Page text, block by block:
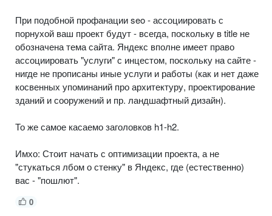
При подобной профанации seo - ассоциировать с
порнухой ваш проект будут - всегда, поскольку в title не
обозначена тема сайта. Яндекс вполне имеет право
ассоциировать "услуги" с инцестом, поскольку на сайте -
нигде не прописаны иные услуги и работы (как и нет даже
косвенных упоминаний про архитектуру, проектирование
зданий и сооружений и пр. ландшафтный дизайн).
То же самое касаемо заголовков h1-h2.
Имхо: Стоит начать с оптимизации проекта, а не
"стукаться лбом о стенку" в Яндекс, где (естественно)
вас - "пошлют".
0